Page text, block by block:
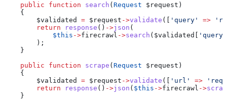
    public
function search ( Request $request )
    {
        $validated
= $request ->validate ([ 'query' =>
        return
response () ->json (
            $this
->firecrawl ->search ( $validated
'query'
        );
    }
    public
function scrape ( Request $request )
    {
        $validated
= $request ->validate ([ 'url' =>
        return
response () ->json ( $this ->firecrawl ->
    }